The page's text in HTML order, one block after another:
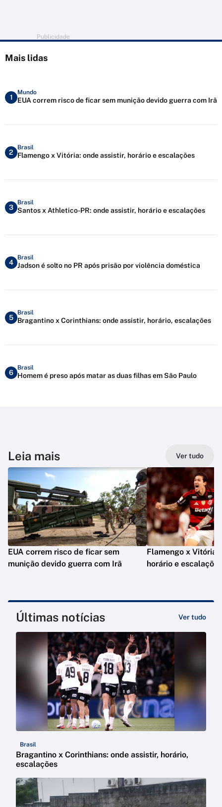
Publicidade
Mais lidas
1
Mundo
EUA correm risco de ficar sem munição devido guerra com Irã
2
Brasil
Flamengo x Vitória: onde assistir, horário e escalações
3
Brasil
Santos x Athletico-PR: onde assistir, horário e escalações
4
Brasil
Jadson é solto no PR após prisão por violência doméstica
5
Brasil
Bragantino x Corinthians: onde assistir, horário, escalações
6
Brasil
Homem é preso após matar as duas filhas em São Paulo
Leia mais Ver tudo
EUA correm risco de ficar sem
munição devido guerra com Irã
Flamengo x Vitória:
horário e escalações
Últimas notícias Ver tudo
Brasil
Bragantino x Corinthians: onde assistir, horário,
escalações